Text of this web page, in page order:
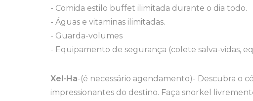
- Comida estilo buffet ilimitada durante o dia todo.
- Águas e vitaminas ilimitadas.
- Guarda-volumes
- Equipamento de segurança (colete salva-vidas,
Xel-Ha-(é necessário agendamento)- Descubra o
impressionantes do destino. Faça snorkel